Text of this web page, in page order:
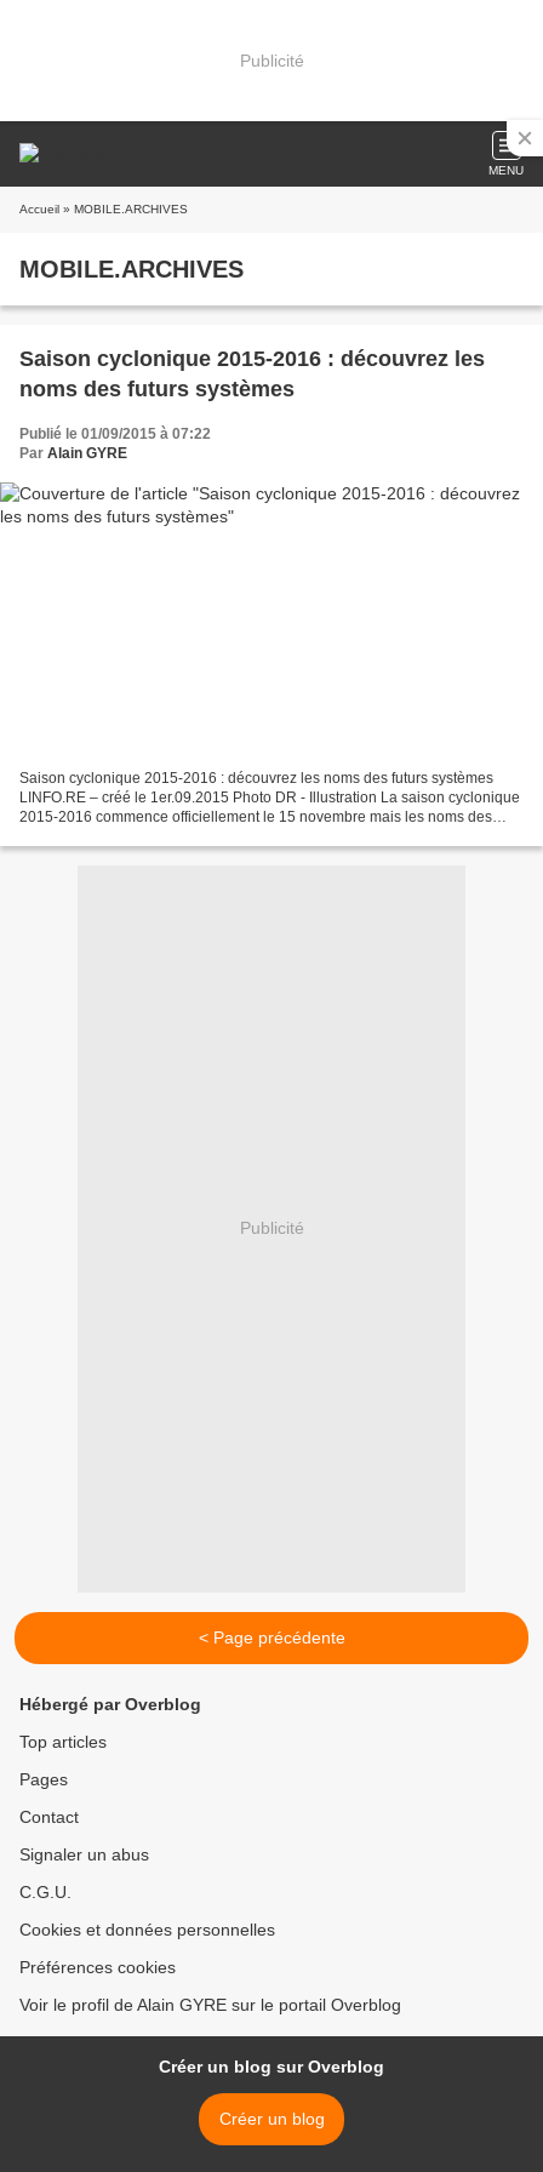
Publicité
MENU
Accueil » MOBILE.ARCHIVES
MOBILE.ARCHIVES
Saison cyclonique 2015-2016 : découvrez les
noms des futurs systèmes
Publié le 01/09/2015 à 07:22
Par Alain GYRE
Saison cyclonique 2015-2016 : découvrez les noms des futurs systèmes
LINFO.RE – créé le 1er.09.2015 Photo DR - Illustration La saison cyclonique
2015-2016 commence officiellement le 15 novembre mais les noms des
Publicité
< Page précédente
Hébergé par Overblog
Top articles
Pages
Contact
Signaler un abus
C.G.U.
Cookies et données personnelles
Préférences cookies
Voir le profil de Alain GYRE sur le portail Overblog
Créer un blog sur Overblog
Créer un blog